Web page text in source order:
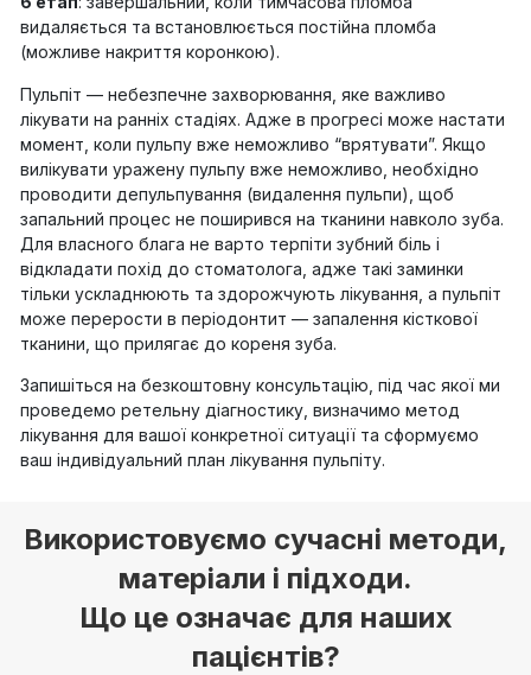
видаляється та встановлюється постійна пломба
(можливе накриття коронкою).
Пульпіт — небезпечне захворювання, яке важливо
лікувати на ранніх стадіях. Адже в прогресі може настати
момент, коли пульпу вже неможливо “врятувати”. Якщо
вилікувати уражену пульпу вже неможливо, необхідно
проводити депульпування (видалення пульпи), щоб
запальний процес не поширився на тканини навколо зуба.
Для власного блага не варто терпіти зубний біль і
відкладати похід до стоматолога, адже такі заминки
тільки ускладнюють та здорожчують лікування, а пульпіт
може перерости в періодонтит — запалення кісткової
тканини, що прилягає до кореня зуба.
Запишіться на безкоштовну консультацію, під час якої ми
проведемо ретельну діагностику, визначимо метод
лікування для вашої конкретної ситуації та сформуємо
ваш індивідуальний план лікування пульпіту.
Використовуємо сучасні методи,
матеріали і підходи.
Що це означає для наших
пацієнтів?